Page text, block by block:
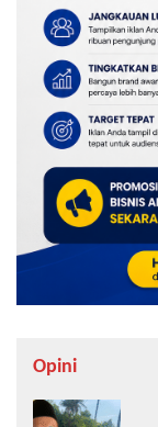
Opini